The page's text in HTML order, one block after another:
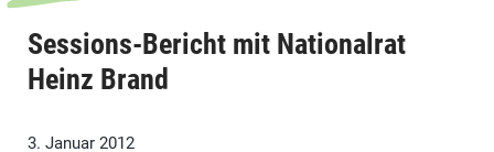
Sessions-Bericht mit Nationalrat
Heinz Brand
3. Januar 2012